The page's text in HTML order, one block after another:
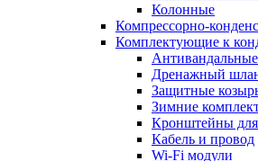
Колонные
Компрессорно-
Комплектующие к
Дренажный
Защитные
Зимние
Кронштейны
Кабель и провод
Wi-Fi модули